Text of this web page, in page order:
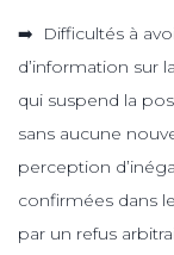
➡️ Difficultés à
d’information sur
qui suspend la
sans aucune
perception
confirmées dans
par un refus